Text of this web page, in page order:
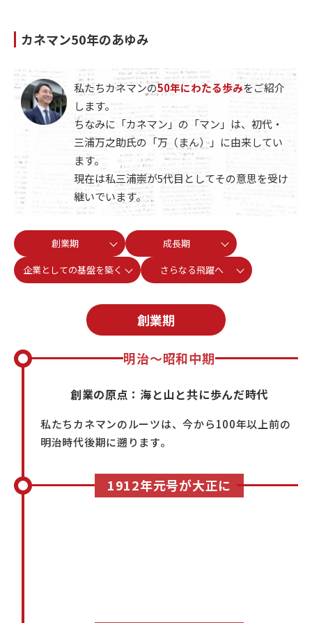
カネマン50年のあゆみ
私たちカネマンの50年にわたる歩みをご紹介
します。
ちなみに「カネマン」の「マン」は、初代・
三浦万之助氏の「万（まん）」に由来してい
ます。
現在は私三浦崇が5代目としてその意思を受け
継いでいます。
創業期
成長期
企業としての基盤を築く
さらなる飛躍へ
創業期
明治〜昭和中期
創業の原点：海と山と共に歩んだ時代
私たちカネマンのルーツは、今から100年以上前の
明治時代後期に遡ります。
1912年元号が大正に